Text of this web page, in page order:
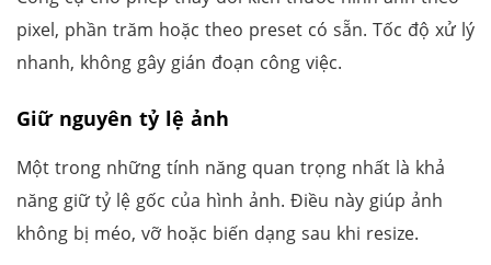
pixel, phần trăm hoặc theo preset có sẵn. Tốc độ xử lý
nhanh, không gây gián đoạn công việc.
Giữ nguyên tỷ lệ ảnh
Một trong những tính năng quan trọng nhất là khả
năng giữ tỷ lệ gốc của hình ảnh. Điều này giúp ảnh
không bị méo, vỡ hoặc biến dạng sau khi resize.